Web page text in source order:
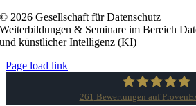
© 2026 Gesellschaft für Datenschutz
Weiterbildungen & Seminare im Bereich
und künstlicher Intelligenz (KI)
Page load link
261 Bewertungen auf